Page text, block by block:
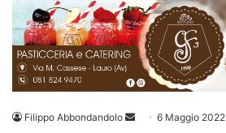
Filippo Abbondandolo
Invia 6 Maggio 2022